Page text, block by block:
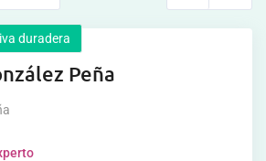
duradera
Peña